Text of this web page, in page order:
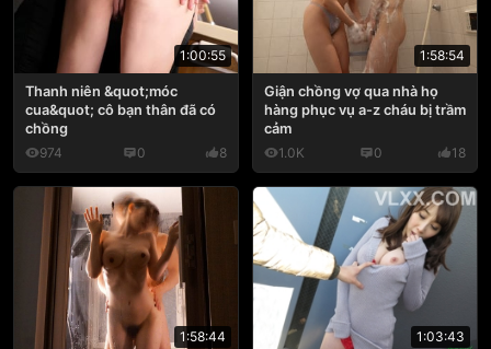
1:00:55
Thanh niên &quot;móc
cua&quot; cô bạn thân đã có
chồng
974
0 8
1:58:54
Giận chồng vợ qua nhà họ
hàng phục vụ a-z cháu bị trầm
cảm
1.0K
0 18
1:58:44 1:03:43